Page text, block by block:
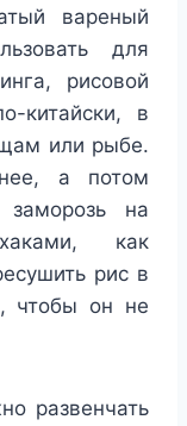
вареный
для
рисовой
китайски, в
или рыбе.
а потом
на
как
рис в
чтобы он не
развенчать